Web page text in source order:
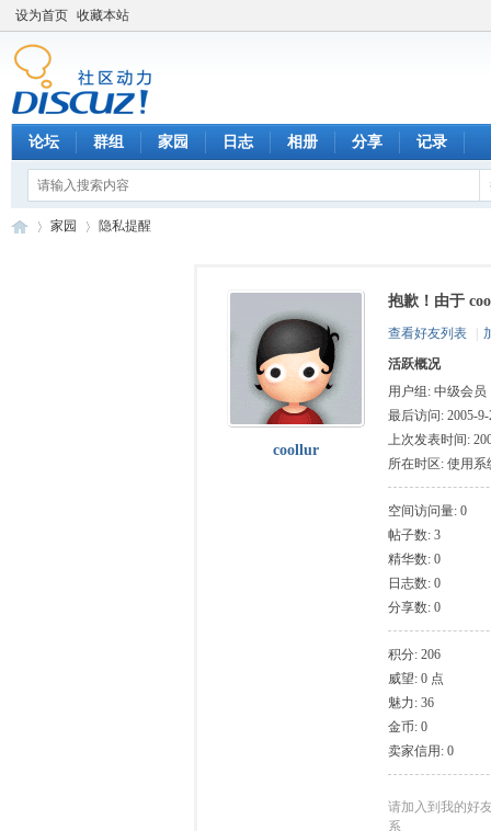
设为首页 收藏本站
论坛 群组 家园 日志 相册 分享 记录
家园 隐私提醒
coollur
抱歉！由于
查看好友列表
活跃概况
用户组: 中级会员
最后访问: 2005-9-
上次发表时间:
所在时区: 使用系
空间访问量: 0
帖子数: 3
精华数: 0
日志数: 0
分享数: 0
积分: 206
威望: 0 点
魅力: 36
金币: 0
卖家信用: 0
请加入到我的好
系